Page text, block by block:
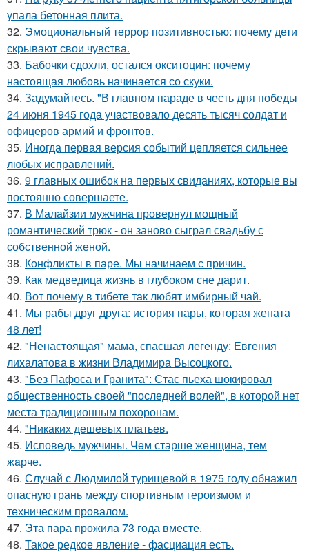
упала бетонная плита.
32. Эмоциональный террор позитивностью: почему дети
скрывают свои чувства.
33. Бабочки сдохли, остался окситоцин: почему
настоящая любовь начинается со скуки.
34. Задумайтесь. "В главном параде в честь дня победы
24 июня 1945 года участвовало десять тысяч солдат и
офицеров армий и фронтов.
35. Иногда первая версия событий цепляется сильнее
любых исправлений.
36. 9 главных ошибок на первых свиданиях, которые вы
постоянно совершаете.
37. В Малайзии мужчина провернул мощный
романтический трюк - он заново сыграл свадьбу с
собственной женой.
38. Конфликты в паре. Мы начинаем с причин.
39. Как медведица жизнь в глубоком сне дарит.
40. Вот почему в тибете так любят имбирный чай.
41. Мы рабы друг друга: история пары, которая жената
48 лет!
42. "Ненастоящая" мама, спасшая легенду: Евгения
лихалатова в жизни Владимира Высоцкого.
43. "Без Пафоса и Гранита": Стас пьеха шокировал
общественность своей "последней волей", в которой нет
места традиционным похоронам.
44. "Никаких дешевых платьев.
45. Исповедь мужчины. Чeм старше женщина, тем
жaрче.
46. Случай с Людмилой турищевой в 1975 году обнажил
опасную грань между спортивным героизмом и
техническим провалом.
47. Эта пара прожила 73 года вместе.
48. Такое редкое явление - фасциация есть.